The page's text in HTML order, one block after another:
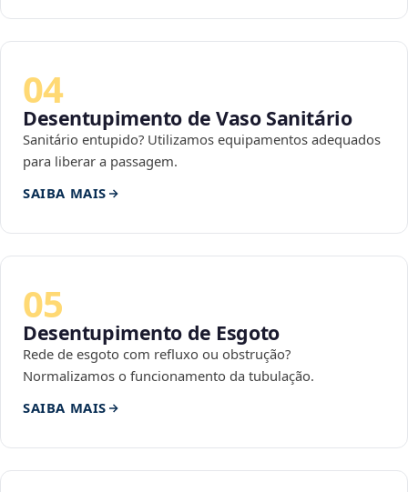
04
Desentupimento de Vaso Sanitário
Sanitário entupido? Utilizamos equipamentos adequados
para liberar a passagem.
SAIBA MAIS
05
Desentupimento de Esgoto
Rede de esgoto com refluxo ou obstrução?
Normalizamos o funcionamento da tubulação.
SAIBA MAIS